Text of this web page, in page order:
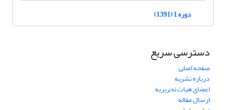
دوره 1 (1391)
دسترسی سریع
صفحه اصلی
درباره نشریه
اعضای هیات تحریریه
ارسال مقاله